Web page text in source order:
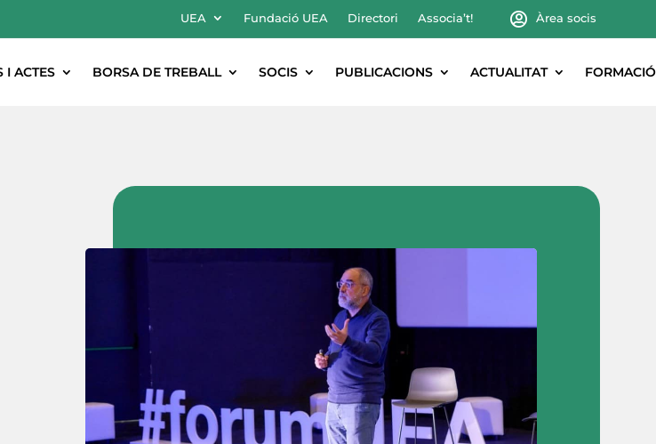
UEA Fundació UEA Directori Associa’t! Àrea socis
I ACTES BORSA DE TREBALL SOCIS PUBLICACIONS ACTUALITAT FORMACIÓ